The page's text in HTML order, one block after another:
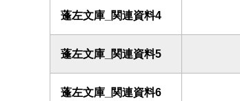
蓬左文庫_関連資料4
蓬左文庫_関連資料5
蓬左文庫_関連資料6